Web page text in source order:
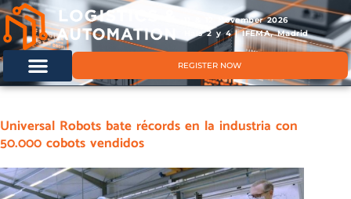
11 & 12 November 2026
Hals 2 y 4 | IFEMA, Madrid
REGISTER NOW
Universal Robots bate récords en la industria con
50.000 cobots vendidos